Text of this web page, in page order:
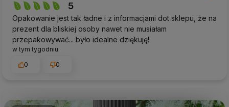
5
Opakowanie jest tak ładne i z informacjami dot sklepu, że na
prezent dla bliskiej osoby nawet nie musiałam
przepakowywać... było idealne dziękuję!
w tym tygodniu
0
0